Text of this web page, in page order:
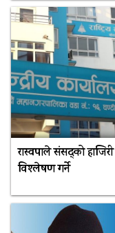
रास्वपाले संसद्को हाजिरी
विश्लेषण गर्ने